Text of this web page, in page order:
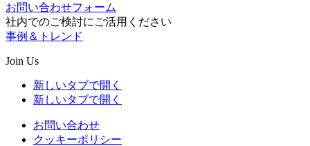
お問い合わせフォーム
社内でのご検討にご活用ください
事例＆トレンド
Join Us
新しいタブで開く
新しいタブで開く
お問い合わせ
クッキーポリシー